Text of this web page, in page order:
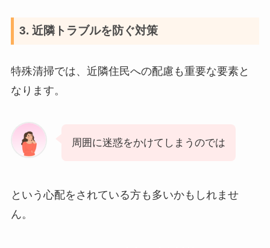
3. 近隣トラブルを防ぐ対策
特殊清掃では、近隣住民への配慮も重要な要素と
なります。
周囲に迷惑をかけてしまうのでは
という心配をされている方も多いかもしれませ
ん。